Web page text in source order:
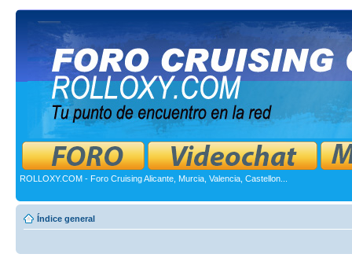
ROLLOXY.COM - Foro Cruising Alicante, Murcia, Valencia, Castellon...
Índice general